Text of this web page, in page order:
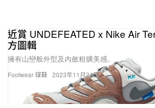
Footwear 球鞋
近賞 UNDEFEATED x Nike Air
方圖輯
擁有山巒般外型及內斂粗獷美感。
2023年11月24日